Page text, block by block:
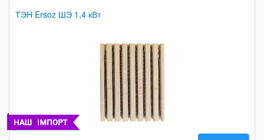
ТЭН Ersoz ШЭ 1,4 кВт